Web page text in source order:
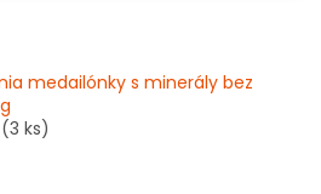
medailónky s minerály bez
(3 ks)